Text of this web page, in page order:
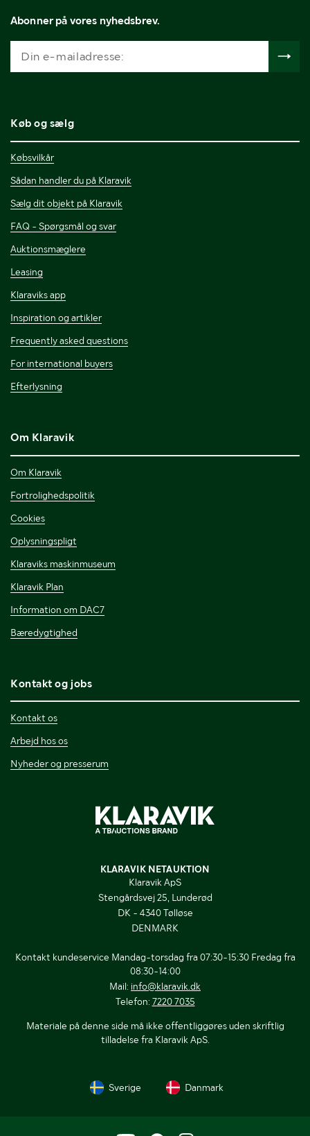
Abonner på vores nyhedsbrev.
Køb og sælg
Købsvilkår
Sådan handler du på Klaravik
Sælg dit objekt på Klaravik
FAQ - Spørgsmål og svar
Auktionsmæglere
Leasing
Klaraviks app
Inspiration og artikler
Frequently asked questions
For international buyers
Efterlysning
Om Klaravik
Om Klaravik
Fortrolighedspolitik
Cookies
Oplysningspligt
Klaraviks maskinmuseum
Klaravik Plan
Information om DAC7
Bæredygtighed
Kontakt og jobs
Kontakt os
Arbejd hos os
Nyheder og presserum
KLARAVIK NETAUKTION
Klaravik ApS
Stengårdsvej 25, Lunderød
DK - 4340 Tølløse
DENMARK
Kontakt kundeservice Mandag-torsdag fra 07:30-15:30 Fredag fra
08:30-14:00
Mail: info@klaravik.dk
Telefon: 7220 7035
Materiale på denne side må ikke offentliggøres uden skriftlig
tilladelse fra Klaravik ApS.
Sverige Danmark